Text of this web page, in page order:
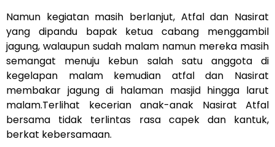
Namun kegiatan masih berlanjut, Atfal dan Nasirat
yang dipandu bapak ketua cabang menggambil
jagung, walaupun sudah malam namun mereka masih
semangat menuju kebun salah satu anggota di
kegelapan malam kemudian atfal dan Nasirat
membakar jagung di halaman masjid hingga larut
malam.Terlihat kecerian anak-anak Nasirat Atfal
bersama tidak terlintas rasa capek dan kantuk,
berkat kebersamaan.